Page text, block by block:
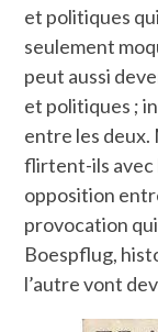
et politiques
seulement
peut aussi
et politiques ;
entre les deux.
flirtent-ils avec
opposition
provocation
Boespflug,
l’autre vont